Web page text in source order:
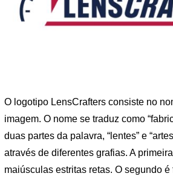
O logotipo LensCrafters consiste no
imagem. O nome se traduz como
duas partes da palavra, “lentes” e
através de diferentes grafias. A
maiúsculas estritas retas. O segundo é